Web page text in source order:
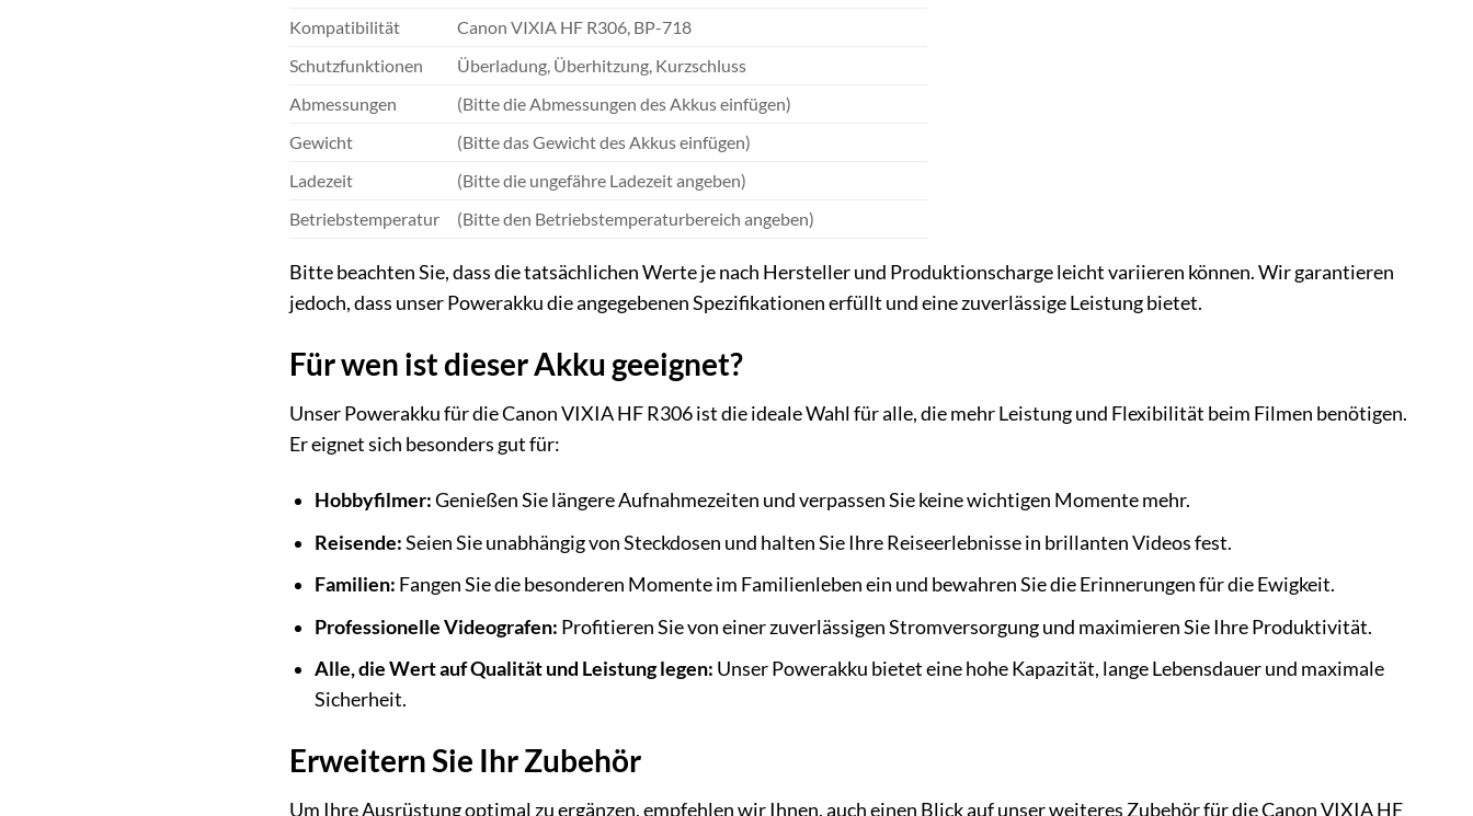
Kompatibilität
Canon VIXIA HF R306, BP-718
Schutzfunktionen
Überladung, Überhitzung, Kurzschluss
Abmessungen
(Bitte die Abmessungen des Akkus einfügen)
Gewicht
(Bitte das Gewicht des Akkus einfügen)
Ladezeit
(Bitte die ungefähre Ladezeit angeben)
Betriebstemperatur
(Bitte den Betriebstemperaturbereich angeben)
Bitte beachten Sie, dass die tatsächlichen Werte je nach Hersteller und Produktionscharge leicht variieren können. Wir garantieren
jedoch, dass unser Powerakku die angegebenen Spezifikationen erfüllt und eine zuverlässige Leistung bietet.
Für wen ist dieser Akku geeignet?
Unser Powerakku für die Canon VIXIA HF R306 ist die ideale Wahl für alle, die mehr Leistung und Flexibilität beim Filmen benötigen.
Er eignet sich besonders gut für:
Hobbyfilmer:Genießen Sie längere Aufnahmezeiten und verpassen Sie keine wichtigen Momente mehr.
Reisende:Seien Sie unabhängig von Steckdosen und halten Sie Ihre Reiseerlebnisse in brillanten Videos fest.
Familien: Fangen Sie die besonderen Momente im Familienleben ein und bewahren Sie die Erinnerungen für die Ewigkeit.
Professionelle Videografen: Profitieren Sie von einer zuverlässigen Stromversorgung und maximieren Sie Ihre Produktivität.
Alle, die Wert auf Qualität und Leistung legen: Unser Powerakku bietet eine hohe Kapazität, lange Lebensdauer und maximale
Sicherheit.
Erweitern Sie Ihr Zubehör
Um Ihre Ausrüstung optimal zu ergänzen, empfehlen wir Ihnen, auch einen Blick auf unser weiteres Zubehör für die Canon VIXIA HF